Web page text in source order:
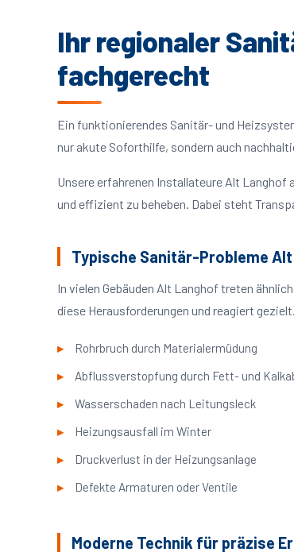
Ihr regionaler
fachgerecht
Ein funktionierendes Sanitär- und
nur akute Soforthilfe, sondern auch
Unsere erfahrenen Installateure Alt
und effizient zu beheben. Dabei steht
Typische Sanitär-Probleme
In vielen Gebäuden Alt Langhof treten
diese Herausforderungen und reagiert gezielt.
Rohrbruch durch Materialermüdung
Abflussverstopfung durch Fett- und
Wasserschaden nach Leitungsleck
Heizungsausfall im Winter
Druckverlust in der Heizungsanlage
Defekte Armaturen oder Ventile
Moderne Technik für präzise